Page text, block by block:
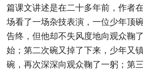
篇课文讲述是在二十多年前，作者
场看了一场杂技表演，一位少年顶
告终，但他却不失风度地向观众鞠
始；第二次碗又掉了下来，少年又
碗，再次深深向观众鞠了一躬；第